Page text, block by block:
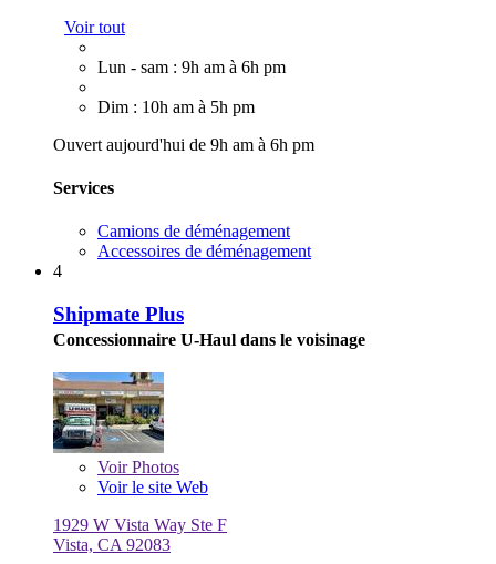
Voir tout
Lun - sam : 9h am à 6h pm
Dim : 10h am à 5h pm
Ouvert aujourd'hui de 9h am à 6h pm
Services
Camions de déménagement
Accessoires de déménagement
4
Shipmate Plus
Concessionnaire U-Haul dans le voisinage
VoirPhotos
Voir le site Web
1929 W Vista Way Ste F
Vista, CA 92083